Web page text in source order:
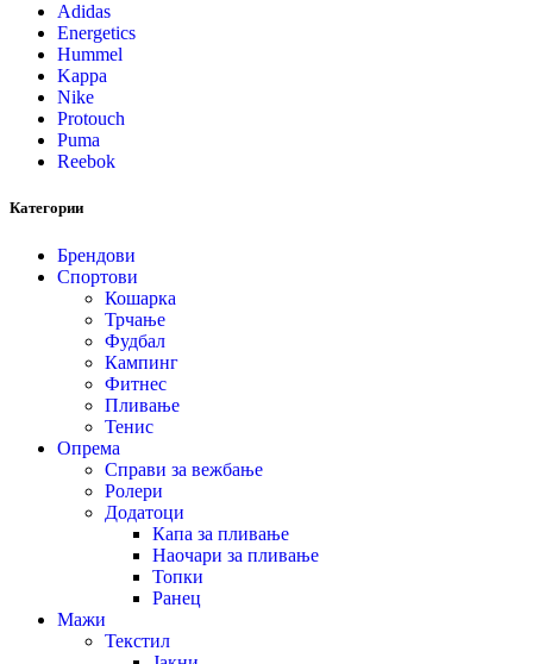
Adidas
Energetics
Hummel
Kappa
Nike
Protouch
Puma
Reebok
Категории
Брендови
Спортови
Кошарка
Трчање
Фудбал
Кампинг
Фитнес
Пливање
Тенис
Опрема
Справи за вежбање
Ролери
Додатоци
Капа за пливање
Наочари за пливање
Топки
Ранец
Мажи
Текстил